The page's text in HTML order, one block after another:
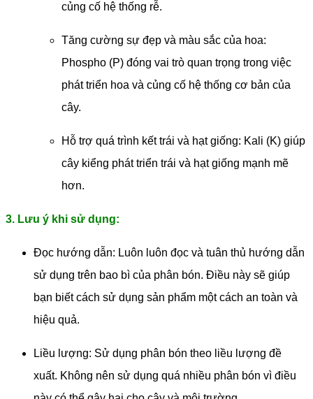
củng cố hệ thống rễ.
Tăng cường sự đẹp và màu sắc của hoa:
Phospho (P) đóng vai trò quan trọng trong việc
phát triển hoa và củng cố hệ thống cơ bản của
cây.
Hỗ trợ quá trình kết trái và hạt giống: Kali (K) giúp
cây kiểng phát triển trái và hạt giống mạnh mẽ
hơn.
3. Lưu ý khi sử dụng:
Đọc hướng dẫn: Luôn luôn đọc và tuân thủ hướng dẫn
sử dụng trên bao bì của phân bón. Điều này sẽ giúp
bạn biết cách sử dụng sản phẩm một cách an toàn và
hiệu quả.
Liều lượng: Sử dụng phân bón theo liều lượng đề
xuất. Không nên sử dụng quá nhiều phân bón vì điều